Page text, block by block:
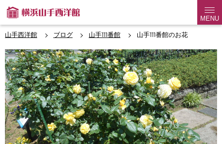
MENU
山手西洋館 ブログ 山手111番館 山手111番館のお花